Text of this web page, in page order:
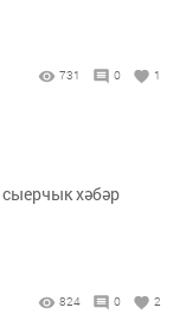
731 0 1
хәбәр
824 0 2